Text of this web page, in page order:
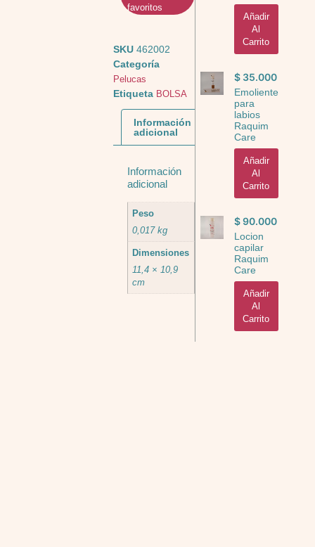
favoritos
SKU 462002
Categoría
Pelucas
Etiqueta BOLSA
Información
adicional
Información
adicional
Peso
0,017 kg
Dimensiones
11,4 × 10,9
cm
Añadir
Al
Carrito
$35.000
Emoliente
para
labios
Raquim
Care
Añadir
Al
Carrito
$90.000
Locion
capilar
Raquim
Care
Añadir
Al
Carrito